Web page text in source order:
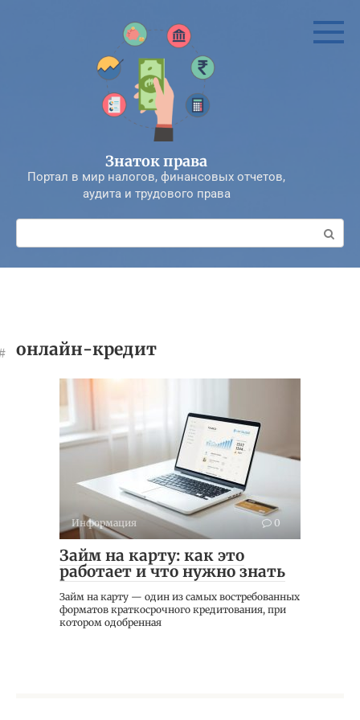
Знаток права
Портал в мир налогов, финансовых отчетов,
аудита и трудового права
Поиск:
онлайн-кредит
Информация 0
Займ на карту: как это
работает и что нужно знать
Займ на карту — один из самых востребованных
форматов краткосрочного кредитования, при
котором одобренная